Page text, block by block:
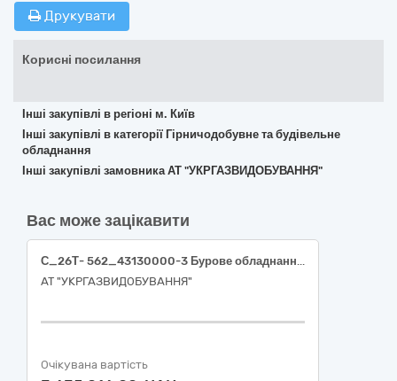
Друкувати
Корисні посилання
Інші закупівлі в регіоні м. Київ
Інші закупівлі в категорії Гірничодобувне та будівельне
обладнання
Інші закупівлі замовника АТ "УКРГАЗВИДОБУВАННЯ"
Вас може зацікавити
С_26Т- 562_43130000-3 Бурове обладнання (Вантажі)
АТ "УКРГАЗВИДОБУВАННЯ"
Очікувана вартість